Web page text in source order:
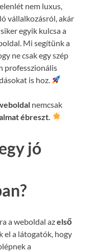
nem luxus,
vállalkozásról, akár
egyik kulcsa a
Mi segítünk a
ne csak egy szép
professzionális
is hoz.
nemcsak
ébreszt.
jó
a weboldal azelső
el a látogatók, hogy
a